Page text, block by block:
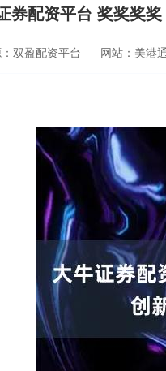
券配资平台 奖奖奖
双盈配资平台 网站：美港